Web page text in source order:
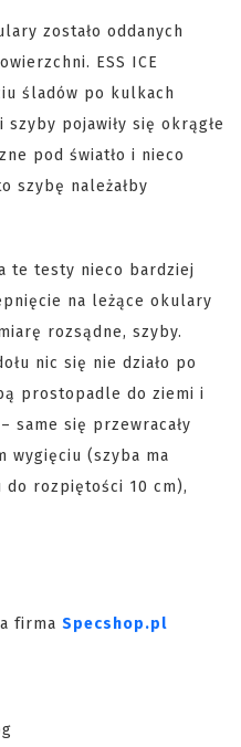
zostało oddanych
ESS ICE
śladów po kulkach
szyby pojawiły się okrągłe
pod światło i nieco
szybę należałby
te testy nieco bardziej
na leżące okulary
rozsądne, szyby.
nic się nie działo po
prostopadle do ziemi i
same się przewracały
wygięciu (szyba ma
do rozpiętości 10 cm),
firma Specshop.pl